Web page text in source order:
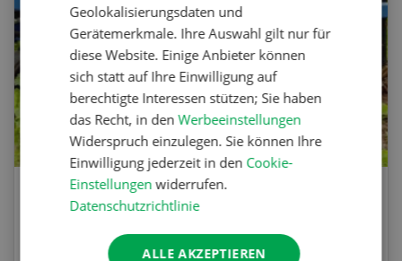
Agrar-Quiz: Mechanische
Geolokalisierungsdaten und
Gerätemerkmale. Ihre Auswahl gilt nur für
diese Website. Einige Anbieter können
sich statt auf Ihre Einwilligung auf
berechtigte Interessen stützen; Sie haben
das Recht, in denWerbeeinstellungen
Widerspruch einzulegen. Sie können Ihre
Einwilligung jederzeit in den Cookie-
Einstellungen widerrufen.
Datenschutzrichtlinie
ALLE AKZEPTIEREN